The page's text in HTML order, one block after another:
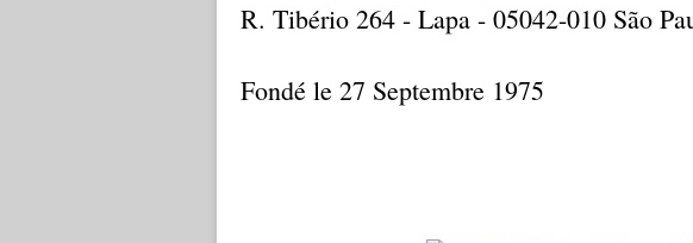
R. Tibério 264 - Lapa - 05042-010 São
Fondé le 27 Septembre 1975